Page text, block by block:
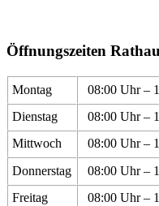
Öffnungszeiten
Montag 08:00 Uhr –
Dienstag
08:00 Uhr –
Mittwoch
08:00 Uhr –
Donnerstag
08:00 Uhr –
Freitag
08:00 Uhr –